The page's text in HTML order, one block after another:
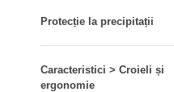
Caracteristici > Croieli și
ergonomie
Protecție la precipitații